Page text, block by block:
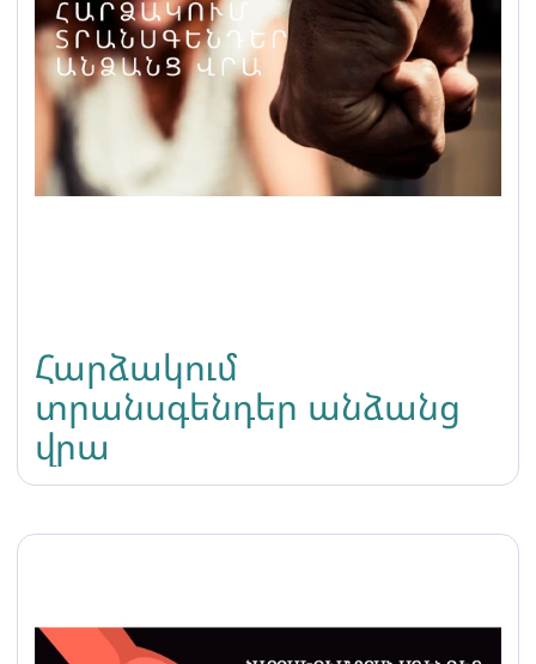
Հարձակում
տրանսգենդեր անձանց
վրա